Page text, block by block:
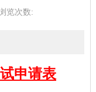
览次数:
申请表